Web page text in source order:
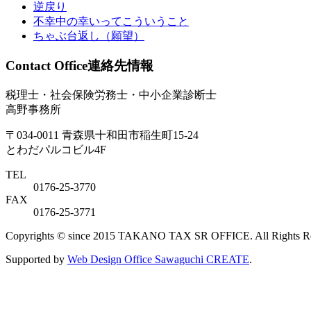
逆戻り
不幸中の幸いってこういうこと
ちゃぶ台返し（願望）
Contact Office連絡先情報
税理士・社会保険労務士・中小企業診断士
高野事務所
〒034-0011 青森県十和田市稲生町15-24
とわだパルコビル4F
TEL
0176-25-3770
FAX
0176-25-3771
Copyrights © since 2015 TAKANO TAX SR OFFICE. All Rights
Supported by Web Design Office Sawaguchi CREATE.